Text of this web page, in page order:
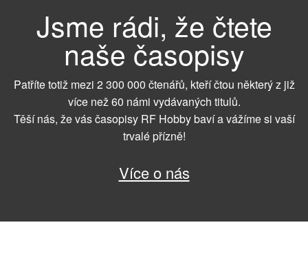
Jsme rádi, že čtete
naše časopisy
Patříte totiž mezi 2 300 000 čtenářů, kteří čtou některý z již
více než 60 námi vydávaných titulů.
Těší nás, že vás časopisy RF Hobby baví a vážíme si vaší
trvalé přízně!
Více o nás